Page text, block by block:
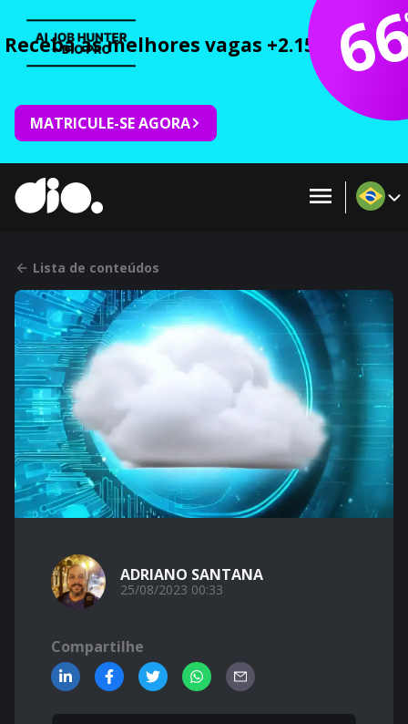
Receba as melhores vagas +2.150 cursos
MATRICULE-SE AGORA
Lista de conteúdos
ADRIANO SANTANA
25/08/2023 00:33
Compartilhe